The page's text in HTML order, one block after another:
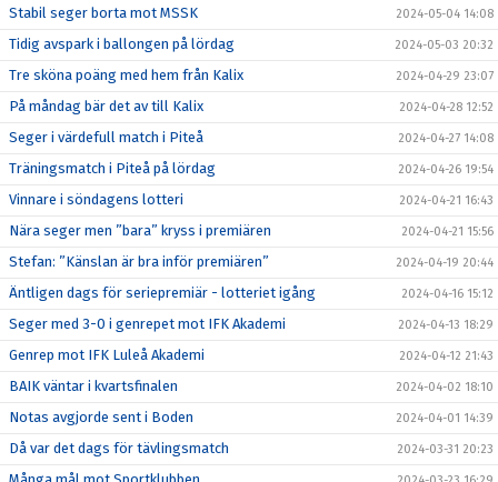
Stabil seger borta mot MSSK 2024-05-04 14:08
Tidig avspark i ballongen på lördag 2024-05-03 20:32
Tre sköna poäng med hem från Kalix 2024-04-29 23:07
På måndag bär det av till Kalix 2024-04-28 12:52
Seger i värdefull match i Piteå 2024-04-27 14:08
Träningsmatch i Piteå på lördag 2024-04-26 19:54
Vinnare i söndagens lotteri 2024-04-21 16:43
Nära seger men ”bara” kryss i premiären 2024-04-21 15:56
Stefan: ”Känslan är bra inför premiären” 2024-04-19 20:44
Äntligen dags för seriepremiär - lotteriet igång 2024-04-16 15:12
Seger med 3-0 i genrepet mot IFK Akademi 2024-04-13 18:29
Genrep mot IFK Luleå Akademi 2024-04-12 21:43
BAIK väntar i kvartsfinalen 2024-04-02 18:10
Notas avgjorde sent i Boden 2024-04-01 14:39
Då var det dags för tävlingsmatch 2024-03-31 20:23